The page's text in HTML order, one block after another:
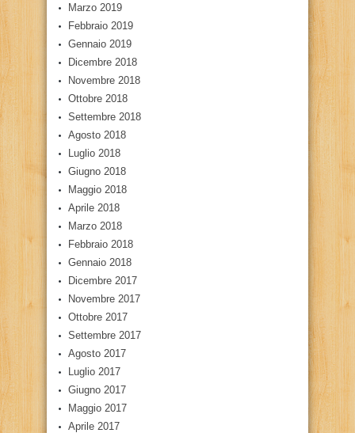
Marzo 2019
Febbraio 2019
Gennaio 2019
Dicembre 2018
Novembre 2018
Ottobre 2018
Settembre 2018
Agosto 2018
Luglio 2018
Giugno 2018
Maggio 2018
Aprile 2018
Marzo 2018
Febbraio 2018
Gennaio 2018
Dicembre 2017
Novembre 2017
Ottobre 2017
Settembre 2017
Agosto 2017
Luglio 2017
Giugno 2017
Maggio 2017
Aprile 2017